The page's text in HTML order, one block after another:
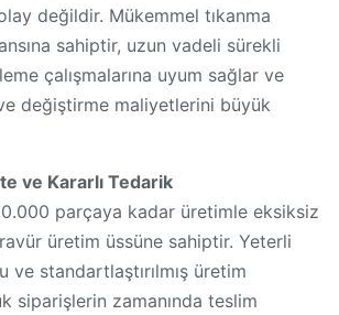
değildir. Mükemmel tıkanma
sahiptir, uzun vadeli sürekli
çalışmalarına uyum sağlar ve
değiştirme maliyetlerini büyük
ve Kararlı Tedarik
parçaya kadar üretimle eksiksiz
üretim üssüne sahiptir. Yeterli
ve standartlaştırılmış üretim
siparişlerin zamanında teslim